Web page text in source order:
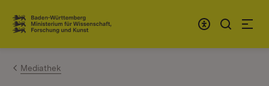
Zum Inhalt springen
Link zur Startseite
Mediathek